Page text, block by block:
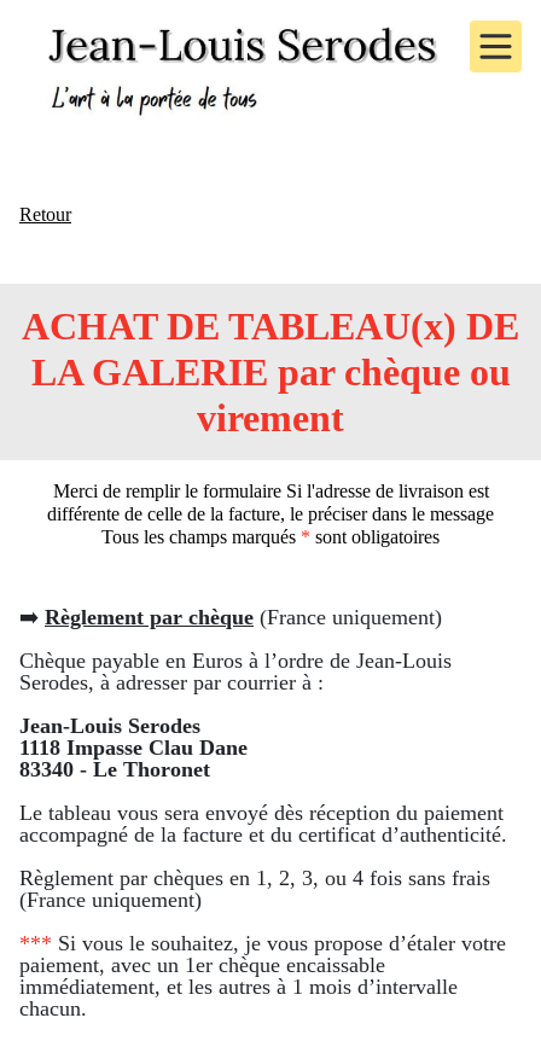
Retour
ACHAT DE TABLEAU(x) DE
LAGALERIE par chèque ou
virement
Merci de remplir le formulaire Si l'adresse de livraison est
différente de celle de la facture, le préciser dans le message
Tous les champs marqués * sont obligatoires
➡️ Règlement par chèque (France uniquement)
Chèque payable en Euros à l’ordre de Jean-Louis
Serodes, à adresser par courrier à :
Jean-Louis Serodes
1118 Impasse Clau Dane
83340 - Le Thoronet
Le tableau vous sera envoyé dès réception du paiement
accompagné de la facture et du certificat d’authenticité.
Règlement par chèques en 1, 2, 3, ou 4 fois sans frais
(France uniquement)
*** Si vous le souhaitez, je vous propose d’étaler votre
paiement, avec un 1er chèque encaissable
immédiatement, et les autres à 1 mois d’intervalle
chacun.